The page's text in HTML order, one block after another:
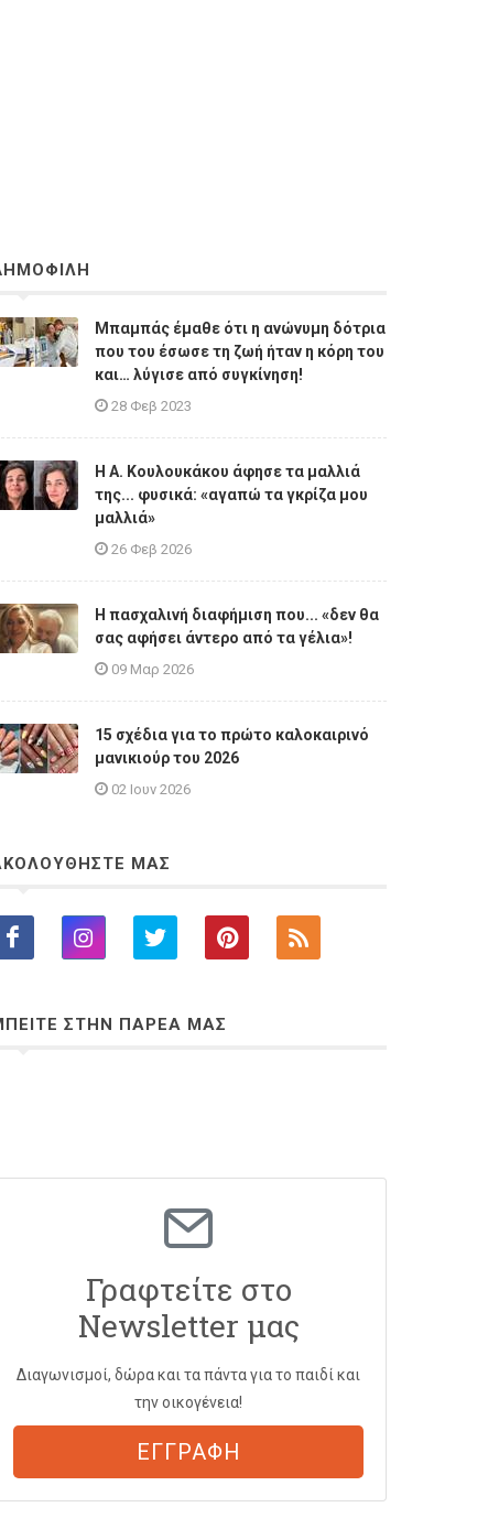
Μπαμπάς έμαθε ότι η ανώνυμη δότρια
που του έσωσε τη ζωή ήταν η κόρη του
και… λύγισε από συγκίνηση!
28 Φεβ 2023
Η A. Κουλουκάκου άφησε τα μαλλιά
της... φυσικά: «αγαπώ τα γκρίζα μου
μαλλιά»
26 Φεβ 2026
Η πασχαλινή διαφήμιση που... «δεν θα
σας αφήσει άντερο από τα γέλια»!
09 Μαρ 2026
15 σχέδια για το πρώτο καλοκαιρινό
μανικιούρ του 2026
02 Ιουν 2026
ΜΑΣ
ΣΤΗΝ ΠΑΡΕΑ ΜΑΣ
Γραφτείτε στο
Newsletter μας
Διαγωνισμοί, δώρα και τα πάντα για το παιδί και
την οικογένεια!
ΕΓΓΡΑΦΗ